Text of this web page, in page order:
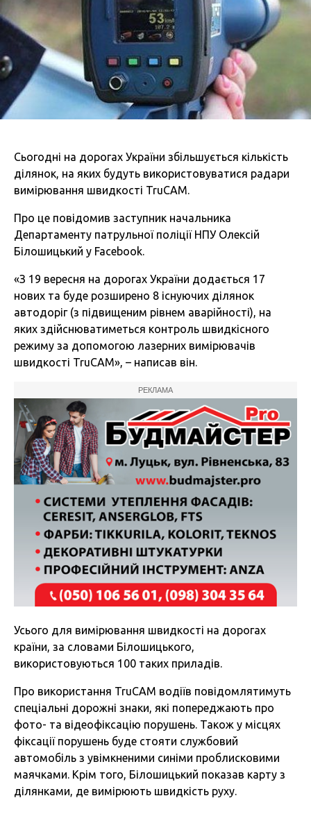
Сьогодні на дорогах України збільшується кількість
ділянок, на яких будуть використовуватися радари
вимірювання швидкості TruCAM.
Про це повідомив заступник начальника
Департаменту патрульної поліції НПУ Олексій
Білошицький у Facebook.
«З 19 вересня на дорогах України додається 17
нових та буде розширено 8 існуючих ділянок
автодоріг (з підвищеним рівнем аварійності), на
яких здійснюватиметься контроль швидкісного
режиму за допомогою лазерних вимірювачів
швидкості TruCAM», – написав він.
РЕКЛАМА
Усього для вимірювання швидкості на дорогах
країни, за словами Білошицького,
використовуються 100 таких приладів.
Про використання TruCAM водіїв повідомлятимуть
спеціальні дорожні знаки, які попереджають про
фото- та відеофіксацію порушень. Також у місцях
фіксації порушень буде стояти службовий
автомобіль з увімкненими синіми проблисковими
маячками. Крім того, Білошицький показав карту з
ділянками, де вимірюють швидкість руху.